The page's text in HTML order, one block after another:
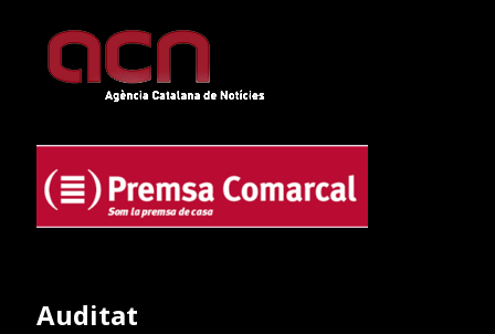
Auditat